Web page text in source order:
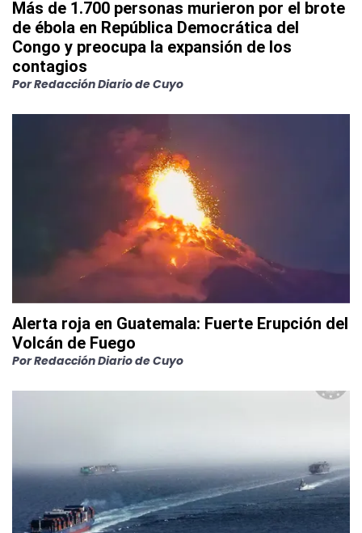
Más de 1.700 personas murieron por el brote
de ébola en República Democrática del
Congo y preocupa la expansión de los
contagios
PorRedacción Diario de Cuyo
Alerta roja en Guatemala: Fuerte Erupción del
Volcán de Fuego
PorRedacción Diario de Cuyo